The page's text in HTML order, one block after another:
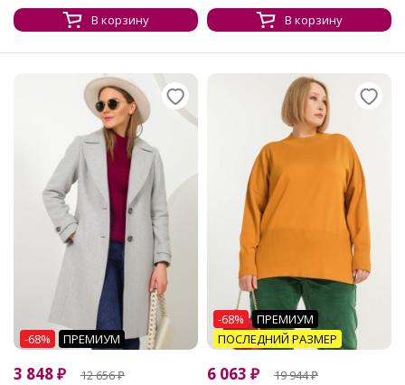
В корзину
В корзину
-68% ПРЕМИУМ
3 848₽ 12 656₽
-68%
ПРЕМИУМ
ПОСЛЕДНИЙ РАЗМЕР
6 063 ₽ 19 944₽